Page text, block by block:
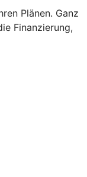
Plänen. Ganz
Finanzierung,